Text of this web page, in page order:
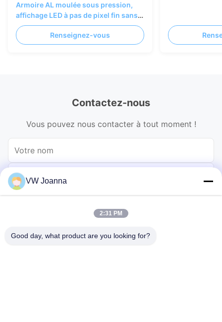
Armoire AL moulée sous pression,
affichage LED à pas de pixel fin sans
couture P1.25 COB, 600x337.5mm
Renseignez-vous
Contactez-nous
Vous pouvez nous contacter à tout moment !
VW Joanna
2:31 PM
Good day, what product are you looking for?